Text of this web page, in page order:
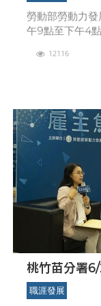
勞動部勞動力
午9點至下午4
活動，提供近
12116
桃竹苗分署6/24
造多元共融
職涯發展